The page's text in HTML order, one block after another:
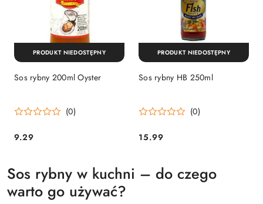
Sos rybny 200ml Oyster
(0)
Cena:
9.29
PRODUKT NIEDOSTĘPNY
Sos rybny HB 250ml
(0)
Cena:
15.99
PRODUKT NIEDOSTĘPNY
Sos rybny w kuchni – do czego
warto go używać?